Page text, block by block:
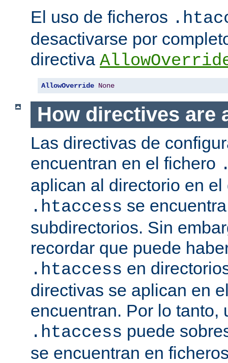
El uso de ficheros
desactivarse por
directiva
AllowOverride None
How directives are
Las directivas de
encuentran en el fichero
aplican al directorio en
.htaccess se
subdirectorios. Sin
recordar que puede
.htaccess en
directivas se aplican en
encuentran. Por lo tanto,
.htaccess puede
se encuentran en